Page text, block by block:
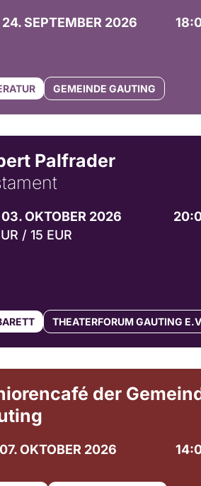
24. SEPTEMBER 2026
GEMEINDE GAUTING
Palfrader
OKTOBER 2026
/ 15 EUR
THEATERFORUM GAUTING
der
OKTOBER 2026